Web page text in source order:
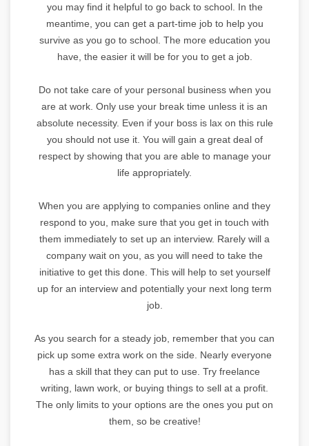
you may find it helpful to go back to school. In the
meantime, you can get a part-time job to help you
survive as you go to school. The more education you
have, the easier it will be for you to get a job.
Do not take care of your personal business when you
are at work. Only use your break time unless it is an
absolute necessity. Even if your boss is lax on this rule
you should not use it. You will gain a great deal of
respect by showing that you are able to manage your
life appropriately.
When you are applying to companies online and they
respond to you, make sure that you get in touch with
them immediately to set up an interview. Rarely will a
company wait on you, as you will need to take the
initiative to get this done. This will help to set yourself
up for an interview and potentially your next long term
job.
As you search for a steady job, remember that you can
pick up some extra work on the side. Nearly everyone
has a skill that they can put to use. Try freelance
writing, lawn work, or buying things to sell at a profit.
The only limits to your options are the ones you put on
them, so be creative!